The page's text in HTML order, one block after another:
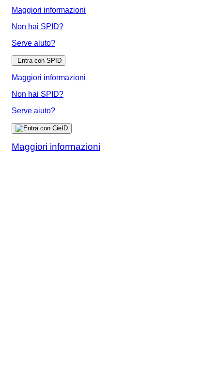
Maggiori informazioni
Non hai SPID?
Serve aiuto?
Entra con SPID
Maggiori informazioni
Non hai SPID?
Serve aiuto?
Maggiori informazioni